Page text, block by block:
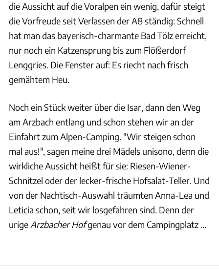
die Aussicht auf die Voralpen ein wenig, dafür steigt
die Vorfreude seit Verlassen der A8 ständig: Schnell
hat man das bayerisch-charmante Bad Tölz erreicht,
nur noch ein Katzensprung bis zum Flößerdorf
Lenggries. Die Fenster auf: Es riecht nach frisch
gemähtem Heu.
Noch ein Stück weiter über die Isar, dann den Weg
am Arzbach entlang und schon stehen wir an der
Einfahrt zum Alpen-Camping. "Wir steigen schon
mal aus!", sagen meine drei Mädels unisono, denn die
wirkliche Aussicht heißt für sie: Riesen-Wiener-
Schnitzel oder der lecker-frische Hofsalat-Teller. Und
von der Nachtisch-Auswahl träumten Anna-Lea und
Leticia schon, seit wir losgefahren sind. Denn der
urige Arzbacher Hofgenau vor dem Campingplatz ...